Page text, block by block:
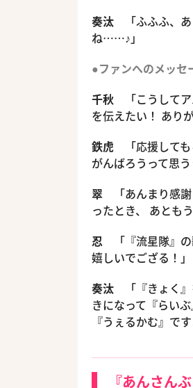
奏汰 「ふふふ、
ね……♪」
●ファンへのメッセ
千秋
「こうして
を伝えたい！ あり
鉄虎
「応援して
がんばろうって思う
翠
「あんまり感
ったとき、 あとも
忍
「『流星隊』
嬉しいでござる！」
奏汰
「『きょく
きになって『らい
『うぇるかむ』で
『あんさん